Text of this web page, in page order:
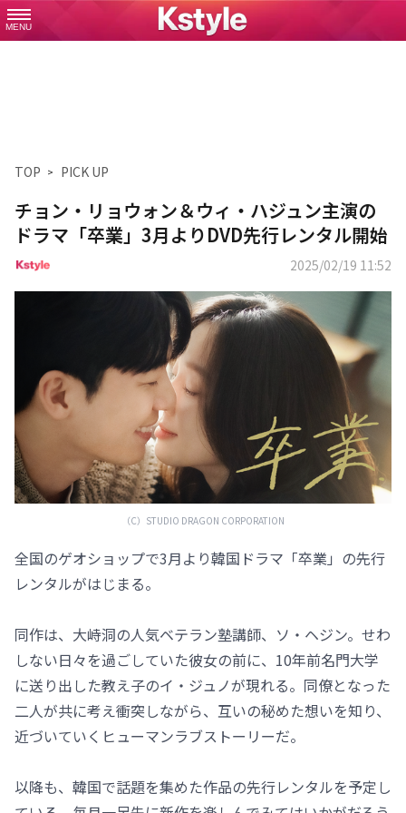
MENU
TOP PICK UP
チョン・リョウォン＆ウィ・ハジュン主演の
ドラマ「卒業」3月よりDVD先行レンタル開始
2025/02/19 11:52
（C）STUDIO DRAGON CORPORATION
全国のゲオショップで3月より韓国ドラマ「卒業」の先行
レンタルがはじまる。
同作は、大峙洞の人気ベテラン塾講師、ソ・ヘジン。せわ
しない日々を過ごしていた彼女の前に、10年前名門大学
に送り出した教え子のイ・ジュノが現れる。同僚となった
二人が共に考え衝突しながら、互いの秘めた想いを知り、
近づいていくヒューマンラブストーリーだ。
以降も、韓国で話題を集めた作品の先行レンタルを予定し